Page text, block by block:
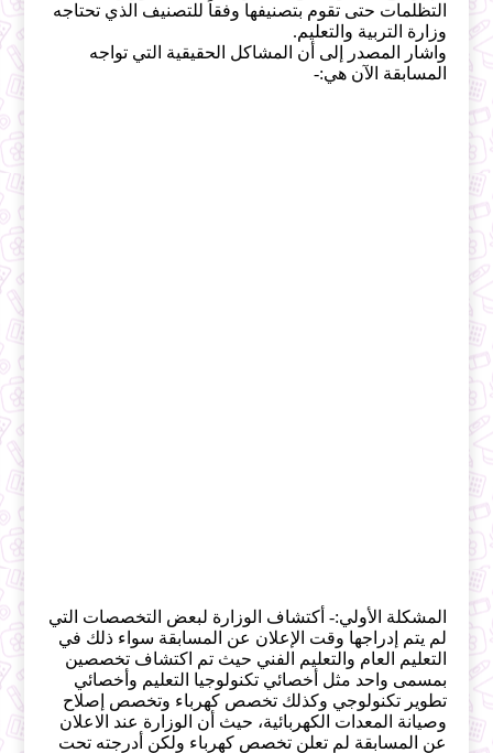
التظلمات حتى تقوم بتصنيفها وفقاً للتصنيف الذي تحتاجه
وزارة التربية والتعليم.
واشار المصدر إلى أن المشاكل الحقيقية التي تواجه
المسابقة الآن هي:-
المشكلة الأولي:- أكتشاف الوزارة لبعض التخصصات التي
لم يتم إدراجها وقت الإعلان عن المسابقة سواء ذلك في
التعليم العام والتعليم الفني حيث تم اكتشاف تخصصين
بمسمى واحد مثل أخصائي تكنولوجيا التعليم وأخصائي
تطوير تكنولوجي وكذلك تخصص كهرباء وتخصص إصلاح
وصيانة المعدات الكهربائية، حيث أن الوزارة عند الاعلان
عن المسابقة لم تعلن تخصص كهرباء ولكن أدرجته تحت